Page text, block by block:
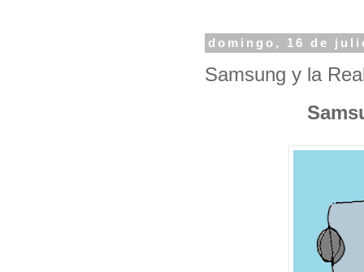
domingo, 16 de
Samsung y la